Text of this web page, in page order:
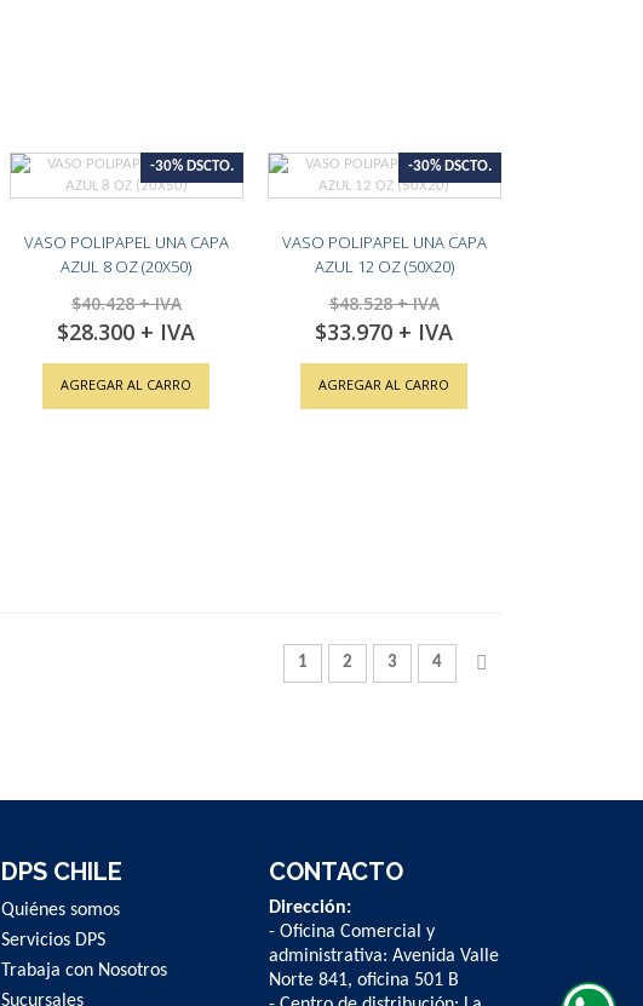
-30% DSCTO.
VASO POLIPAPEL UNA CAPA
AZUL 8 OZ (20X50)
$40.428
Special
Price
$28.300
AGREGAR AL CARRO
-30% DSCTO.
VASO POLIPAPEL UNA CAPA
AZUL 12 OZ (50X20)
$48.528
Special
Price
$33.970
AGREGAR AL CARRO
Página
Actualmente estás leyendo la página
1 Página
2 Página
3 Página
4
DPS CHILE
Quiénes somos
Servicios DPS
Trabaja con Nosotros
Sucursales
CONTACTO
Dirección:
- Oficina Comercial y
administrativa: Avenida Valle
Norte 841, oficina 501 B